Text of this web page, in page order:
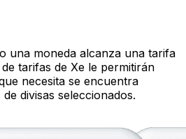
una moneda alcanza una tarifa
tarifas de Xe le permitirán
necesita se encuentra
divisas seleccionados.